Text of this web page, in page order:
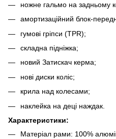
ножне гальмо на задньому
амортизаційний блок-
гумові гріпси (TPR);
складна підніжка;
новий Затискач керма;
нові диски коліс;
крила над колесами;
наклейка на деці наждак.
Характеристики:
Матеріал рами: 100%